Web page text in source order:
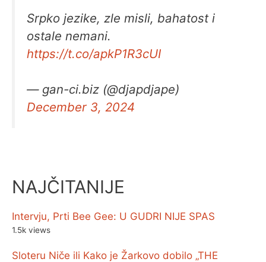
Srpko jezike, zle misli, bahatost i
ostale nemani.
https://t.co/apkP1R3cUI
— gan-ci.biz (@djapdjape)
December 3, 2024
NAJČITANIJE
Intervju, Prti Bee Gee: U GUDRI NIJE SPAS
1.5k views
Sloteru Niče ili Kako je Žarkovo dobilo „THE